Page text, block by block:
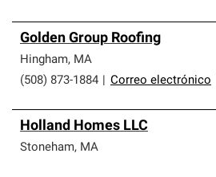
Golden Group Roofing
Hingham, MA
(508) 873-1884
Correo electrónico
Holland Homes LLC
Stoneham, MA